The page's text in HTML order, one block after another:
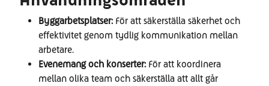
Byggarbetsplatser:För att säkerställa säkerhet och
effektivitet genom tydlig kommunikation mellan
arbetare.
Evenemang och konserter:För att koordinera
mellan olika team och säkerställa att allt går